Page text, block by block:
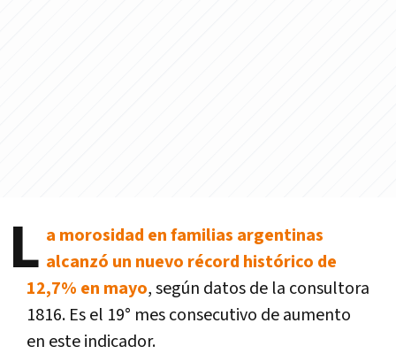
L a morosidad en familias argentinas
alcanzó un nuevo récord histórico de
12,7% en mayo, según datos de la consultora
1816. Es el 19° mes consecutivo de aumento
en este indicador.